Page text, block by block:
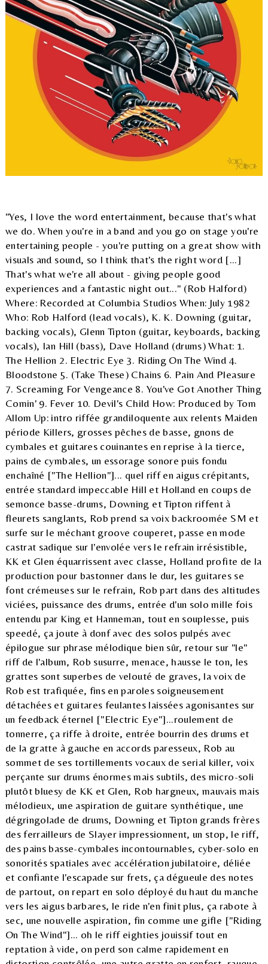
"Yes, I love the word entertainment, because that's what
we do. When you're in a band and you go on stage you're
entertaining people - you're putting on a great show with
visuals and sound, so I think that's the right word [...]
That's what we're all about - giving people good
experiences and a fantastic night out..." (Rob Halford)
Where: Recorded at Columbia Studios When: July 1982
Who: Rob Halford (lead vocals), K. K. Downing (guitar,
backing vocals), Glenn Tipton (guitar, keyboards, backing
vocals), Ian Hill (bass), Dave Holland (drums) What: 1.
The Hellion 2. Electric Eye 3. Riding On The Wind 4.
Bloodstone 5. (Take These) Chains 6. Pain And Pleasure
7. Screaming For Vengeance 8. You've Got Another Thing
Comin' 9. Fever 10. Devil's Child How: Produced by Tom
Allom Up: intro riffée grandiloquente aux relents Maiden
période Killers, grosses pêches de basse, gnons de
cymbales et guitares couinantes en reprise à la tierce,
pains de cymbales, un essorage sonore puis fondu
enchaîné ["The Hellion"]... quel riff en aigus crépitants,
entrée standard impeccable Hill et Holland en coups de
semonce basse-drums, Downing et Tipton riffent à
fleurets sanglants, Rob prend sa voix backroomée SM et
surfe sur le méchant groove couperet, passe en mode
castrat sadique sur l'envolée vers le refrain irrésistible,
KK et Glen équarrissent avec classe, Holland profite de la
production pour bastonner dans le dur, les guitares se
font crémeuses sur le refrain, Rob part dans des altitudes
viciées, puissance des drums, entrée d'un solo mille fois
entendu par King et Hanneman, tout en souplesse, puis
speedé, ça joute à donf avec des solos pulpés avec
épilogue sur phrase mélodique bien sûr, retour sur "le"
riff de l'album, Rob susurre, menace, hausse le ton, les
grattes sont superbes de velouté de graves, la voix de
Rob est trafiquée, fins en paroles soigneusement
détachées et guitares feulantes laissées agonisantes sur
un feedback éternel ["Electric Eye"]...roulement de
tonnerre, ça riffe à droite, entrée bourrin des drums et
de la gratte à gauche en accords paresseux, Rob au
sommet de ses tortillements vocaux de serial killer, voix
perçante sur drums énormes mais subtils, des micro-soli
plutôt bluesy de KK et Glen, Rob hargneux, mauvais mais
mélodieux, une aspiration de guitare synthétique, une
dégringolade de drums, Downing et Tipton grands frères
des ferrailleurs de Slayer impressionnent, un stop, le riff,
des pains basse-cymbales incontournables, cyber-solo en
sonorités spatiales avec accélération jubilatoire, déliée
et confiante l'escapade sur frets, ça dégueule des notes
de partout, on repart en solo déployé du haut du manche
vers les aigus barbares, le ride n'en finit plus, ça rabote à
sec, une nouvelle aspiration, fin comme une gifle ["Riding
On The Wind"]... oh le riff eighties jouissif tout en
reptation à vide, on perd son calme rapidement en